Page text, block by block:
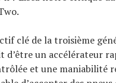
clé de la troisième
d’être un accélérateur
et une maniabilité